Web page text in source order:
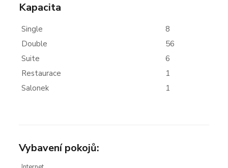
Kapacita
Single
8
Double
56
Suite
6
Restaurace
1
Salonek
1
Vybavení pokojů: